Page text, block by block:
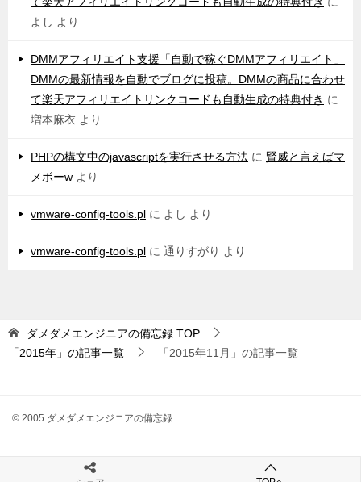
よし より
DMMアフィリエイト支援「自動で稼ぐDMMアフィリエイト」
DMMの最新情報を自動でブログに投稿。DMMの商品に合わせ
て楽天アフィリエイトリンクコードも自動生成の特典付き に
増本麻衣 より
PHPの構文中のjavascriptを実行させる方法 に 賢威と言えばマ
メボーw より
vmware-config-tools.pl に よし より
vmware-config-tools.pl に 通りすがり より
ダメダメエンジニアの備忘録 TOP
「2015年」の記事一覧
「2015年11月」の記事一覧
© 2005 ダメダメエンジニアの備忘録